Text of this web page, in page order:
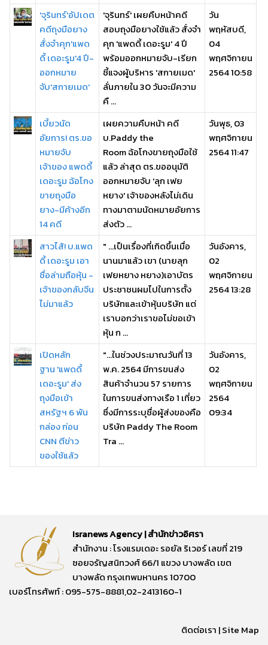
'จุรินทร์'อัปเดต
คดีถุงมือยาง
สั่งจำคุก'แพด
ดี้ เดอะรูม'4 ปี-
ออกหมาย
จับ'สกายเมด'
'จุรินทร์' เผยคืบหน้าคดี
สอบถุงมือยางใช้แล้ว สั่งจำ
คุก 'แพดดี้ เดอะรูม' 4 ปี
พร้อมออกหมายจับ-เรียก
ชี้แจงผู้บริหาร 'สกายเมด'
ลั่นภายใน 30 วันจะมีความ
คื ...
วัน
พฤหัสบดี,
04
พฤศจิกายน
2564 10:58
เบี้ยวนัด
อัยการ! ตร.ขอ
หมายจับ
เจ้าของ แพดดี้
เดอะรูม ฉ้อโกง
ขายถุงมือ
ยาง-มีค้างอีก
14 คดี
เผยความคืบหน้า คดี
บ.Paddy the
Room ฉ้อโกงขายถุงมือใช้
แล้ว ล่าสุด ตร.ขออนุมัติ
ออกหมายจับ 'ลุก เฟย
หยาง' เจ้าของหลังไม่เดิน
ทางมาตามนัดหมายอัยการ
ส่งตัว ...
วันพุธ, 03
พฤศจิกายน
2564 11:47
สาวไส้! บ.แพด
ดี้ เดอะรูม เอา
ชื่อล่ามถือหุ้น -
เจ้าของกลับจีน
ไม่มาแล้ว
" ...เป็นเรื่องที่เกิดขึ้นเมื่อ
นานมาแล้ว เขา (นายลุก
เฟยหยาง หยาง)เอาบัตร
ประชาชนผมไปในการตั้ง
บริษัทและเข้าหุ้นบริษัท แต่
เราบอกว่าเราขอไม่ขอเข้า
หุ้น ก ...
วันอังคาร,
02
พฤศจิกายน
2564 13:28
เปิดหลัก
ฐาน 'แพดดี้
เดอะรูม' ส่ง
ถุงมือเข้า
สหรัฐฯ 6 พัน
กล่อง ก่อน
CNN ตีข่าว
ของใช้แล้ว
"...ในช่วงประมาณวันที่ 13
พ.ค. 2564 มีการขนส่ง
สินค้าจำนวน 57 รายการ
ในการขนส่งทางเรือ 1 เที่ยว
ซึ่งมีการระบุชื่อผู้ส่งของคือ
บริษัท Paddy The Room
Tra ...
วันอังคาร,
02
พฤศจิกายน
2564
09:34
Isranews Agency | สำนักข่าวอิศรา
สำนักงาน : โรงแรมเดอะ รอยัล ริเวอร์ เลขที่ 219
ซอยจรัญสนิทวงศ์ 66/1 แขวง บางพลัด เขต
บางพลัด กรุงเทพมหานคร 10700
เบอร์โทรศัพท์ : 095-575-8881,02-2413160-1
ติดต่อเรา |Site Map